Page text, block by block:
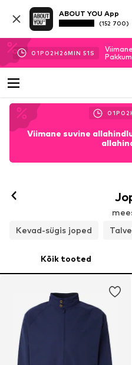
ABOUT YOU App
(152 700)
01P 02H 26MIN 48S
01P 02
Viimane suvine
Kevad-sügis joped
Kõik tooted